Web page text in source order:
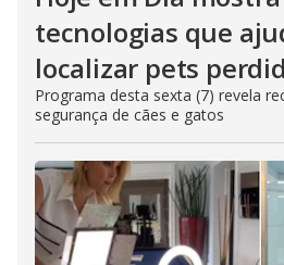
tecnologias que
localizar pets
Programa desta sexta (7) revela
segurança de cães e gatos